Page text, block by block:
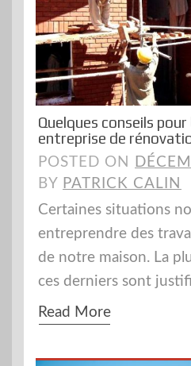
Quelques conseils
entreprise de
POSTED ON
BY PATRICK CALIN
Certaines situations
entreprendre des
de notre maison. La
ces derniers sont
Read More